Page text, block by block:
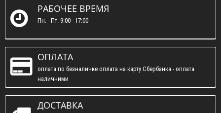
РАБОЧЕЕ ВРЕМЯ
Пн. - Пт. 9:00 - 17:00
ОПЛАТА
оплата по безналичке оплата на карту Сбербанка - оплата
наличними
ДОСТАВКА